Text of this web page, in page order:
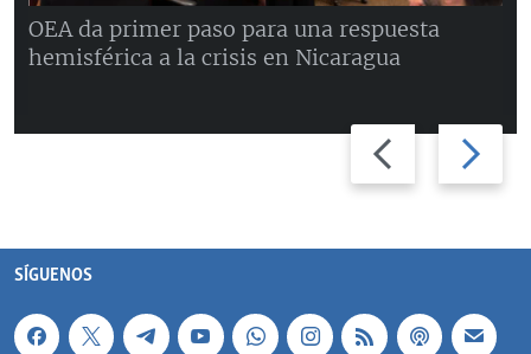
Previous
slide
Next
slide
OEA da primer paso para una respuesta
hemisférica a la crisis en Nicaragua
SÍGUENOS